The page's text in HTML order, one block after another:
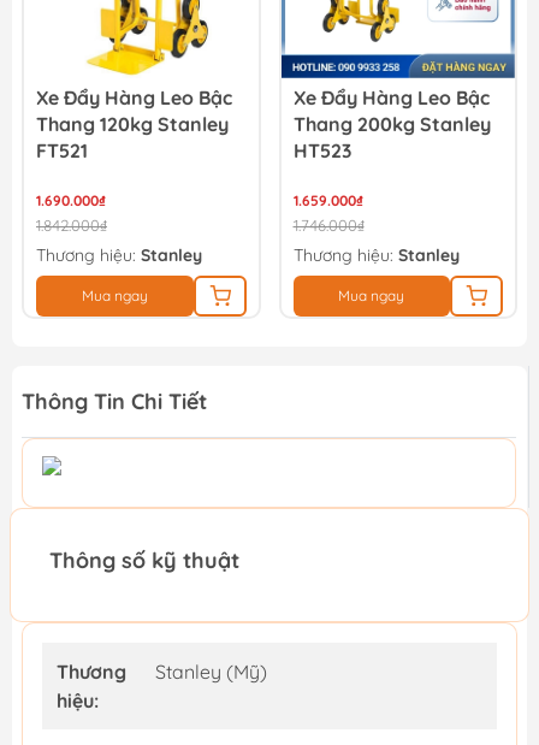
Xe Đẩy Hàng Leo Bậc
Thang 120kg Stanley
FT521
1.690.000₫
1.842.000₫
Thương hiệu: Stanley
Mua ngay
Xe Đẩy Hàng Leo Bậc
Thang 200kg Stanley
HT523
1.659.000₫
1.746.000₫
Thương hiệu: Stanley
Mua ngay
Thông Tin Chi Tiết
Thông số kỹ thuật
Thương
hiệu:
Stanley (Mỹ)